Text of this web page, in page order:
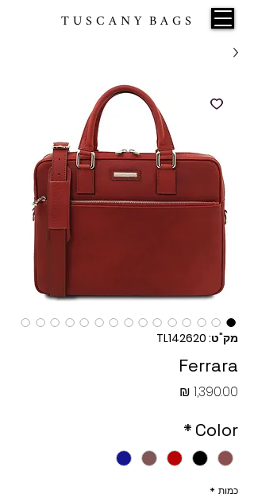
T U S C A N Y B A G S
מק"ט: TL142620
Ferrara
Color
*
כמות *